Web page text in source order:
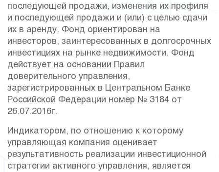
последующей продажи, изменения их профиля
и последующей продажи и (или) с целью сдачи
их в аренду. Фонд ориентирован на
инвесторов, заинтересованных в долгосрочных
инвестициях на рынке недвижимости. Фонд
действует на основании Правил
доверительного управления,
зарегистрированных в Центральном Банке
Российской Федерации номер № 3184 от
26.07.2016г.
Индикатором, по отношению к которому
управляющая компания оценивает
результативность реализации инвестиционной
стратегии активного управления, является